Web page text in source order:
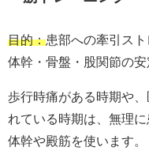
目的：患部への牽引ス
体幹・骨盤・股関節の安
歩行時痛がある時期や
れている時期は、無理
体幹や殿筋を使います。